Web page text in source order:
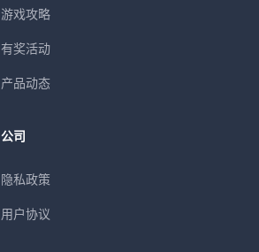
游戏攻略
有奖活动
产品动态
公司
隐私政策
用户协议